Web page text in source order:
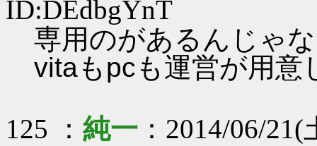
ID:DEdbgYnT
専用のがあるんじゃ
vitaもpcも運営が用意
125 ： 純一 ：2014/06/